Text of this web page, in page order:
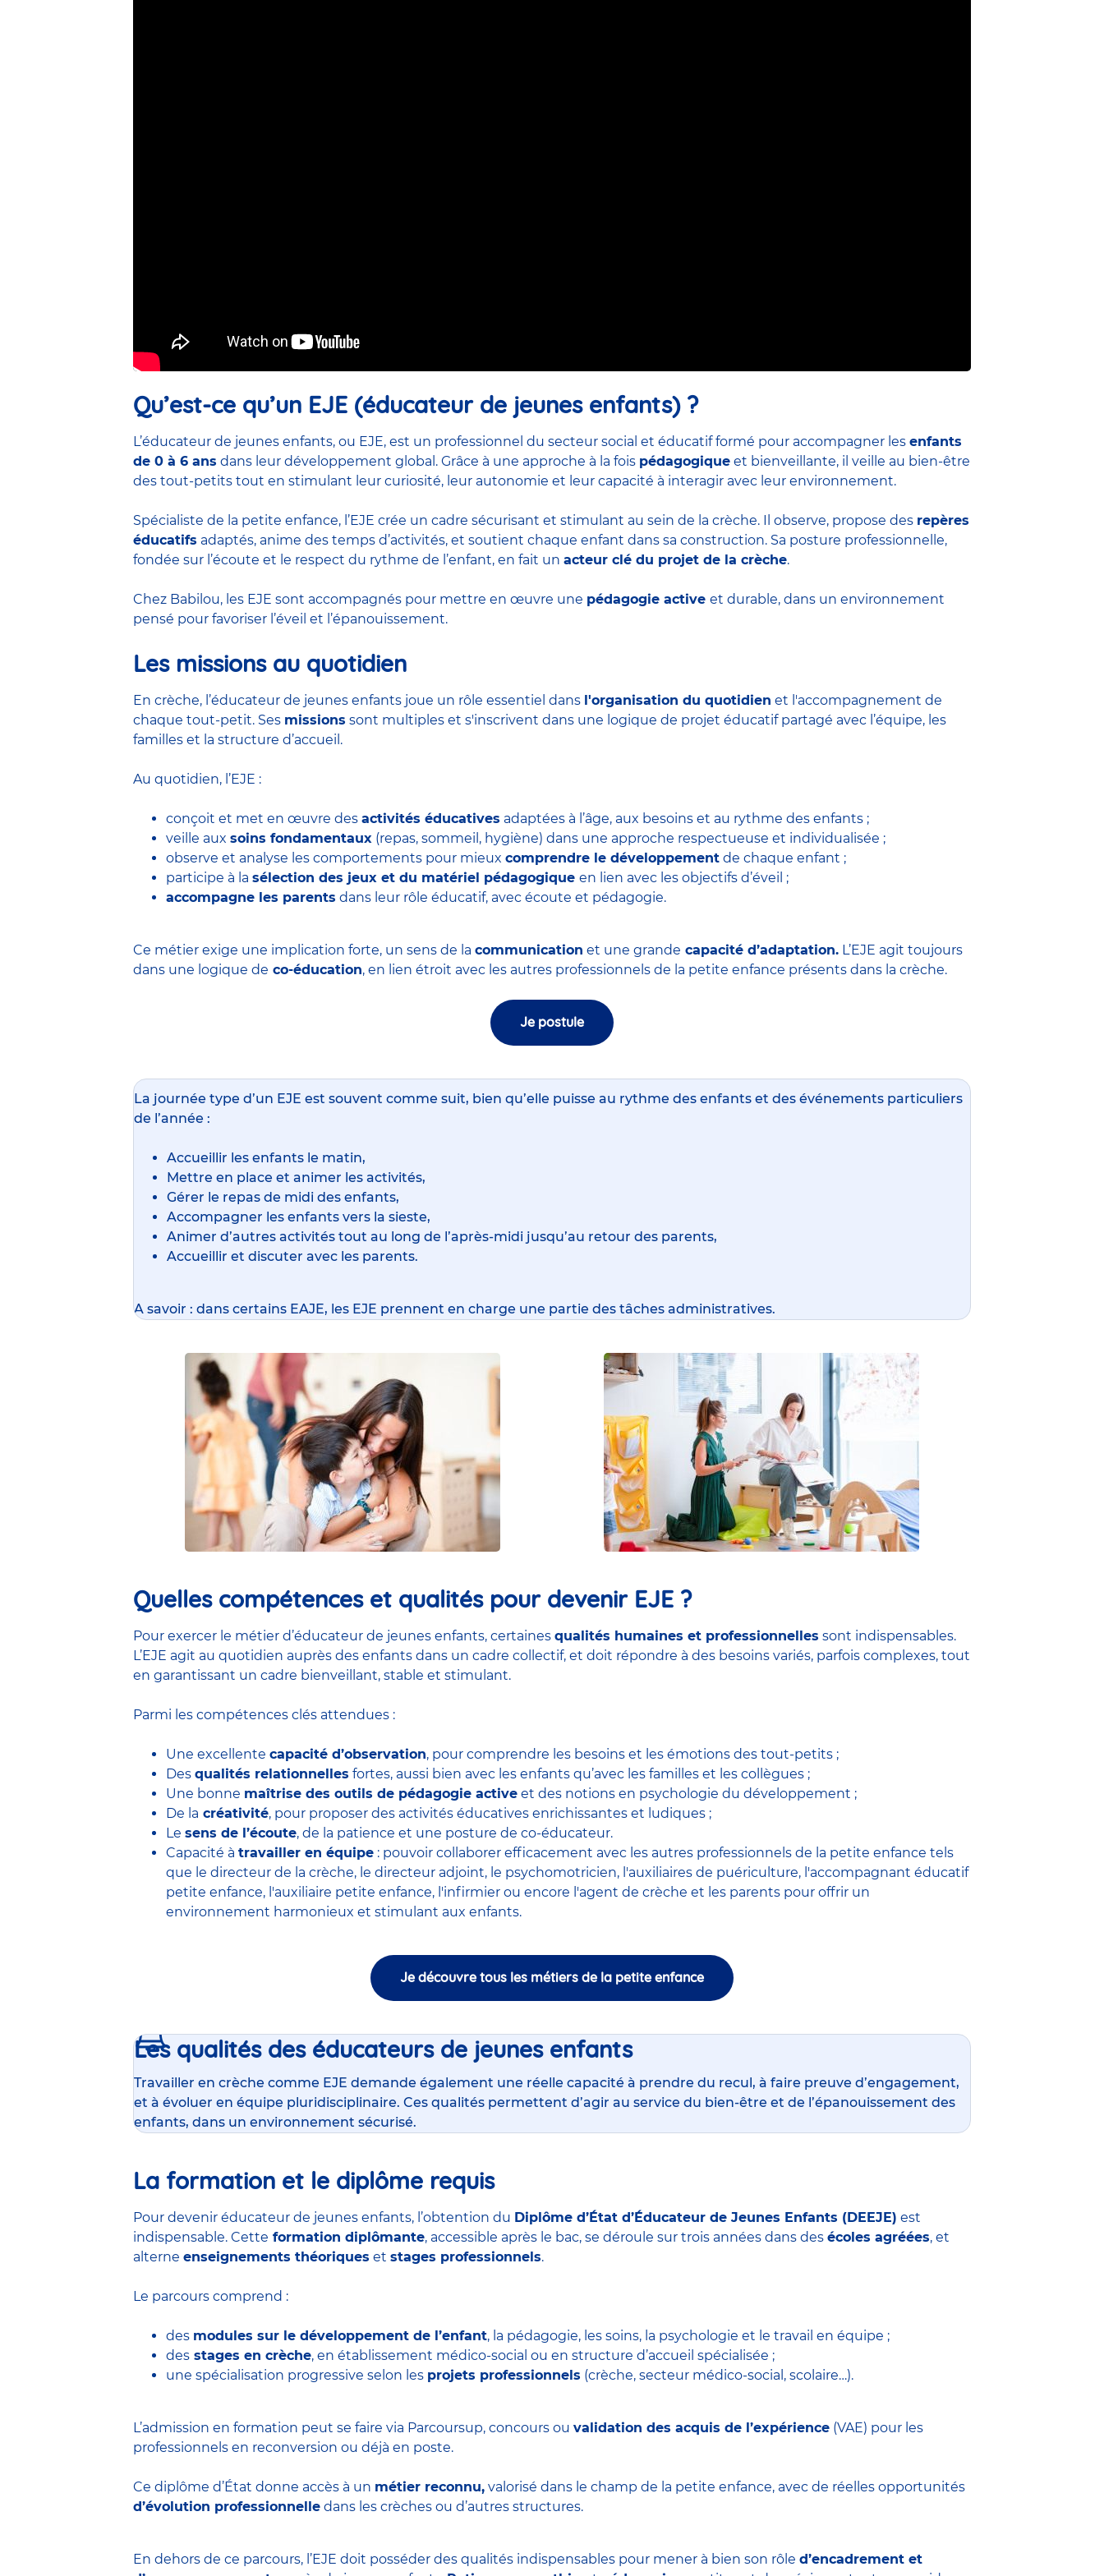
Qu’est-ce qu’un EJE (éducateur de jeunes enfants) ?
L’éducateur de jeunes enfants, ou EJE, est un professionnel du secteur social et éducatif formé pour accompagner les enfants
de 0 à 6 ans dans leur développement global. Grâce à une approche à la fois pédagogique et bienveillante, il veille au bien-être
des tout-petits tout en stimulant leur curiosité, leur autonomie et leur capacité à interagir avec leur environnement.
Spécialiste de la petite enfance, l’EJE crée un cadre sécurisant et stimulant au sein de la crèche. Il observe, propose des repères
éducatifs adaptés, anime des temps d’activités, et soutient chaque enfant dans sa construction. Sa posture professionnelle,
fondée sur l’écoute et le respect du rythme de l’enfant, en fait un acteur clé du projet de la crèche.
Chez Babilou, les EJE sont accompagnés pour mettre en œuvre une pédagogie active et durable, dans un environnement
pensé pour favoriser l’éveil et l’épanouissement.
Les missions au quotidien
En crèche, l’éducateur de jeunes enfants joue un rôle essentiel dans l'organisation du quotidien et l'accompagnement de
chaque tout-petit. Ses missions sont multiples et s'inscrivent dans une logique de projet éducatif partagé avec l’équipe, les
familles et la structure d’accueil.
Au quotidien, l’EJE :
conçoit et met en œuvre des activités éducatives adaptées à l’âge, aux besoins et au rythme des enfants ;
veille aux soins fondamentaux (repas, sommeil, hygiène) dans une approche respectueuse et individualisée ;
observe et analyse les comportements pour mieux comprendre le développement de chaque enfant ;
participe à la sélection des jeux et du matériel pédagogique en lien avec les objectifs d’éveil ;
accompagne les parents dans leur rôle éducatif, avec écoute et pédagogie.
Ce métier exige une implication forte, un sens de la communication et une grande capacité d’adaptation. L’EJE agit toujours
dans une logique de co-éducation, en lien étroit avec les autres professionnels de la petite enfance présents dans la crèche.
Je postule
La journée type d’un EJE est souvent comme suit, bien qu’elle puisse au rythme des enfants et des événements particuliers
de l’année :
Accueillir les enfants le matin,
Mettre en place et animer les activités,
Gérer le repas de midi des enfants,
Accompagner les enfants vers la sieste,
Animer d’autres activités tout au long de l’après-midi jusqu’au retour des parents,
Accueillir et discuter avec les parents.
A savoir : dans certains EAJE, les EJE prennent en charge une partie des tâches administratives.
Quelles compétences et qualités pour devenir EJE ?
Pour exercer le métier d’éducateur de jeunes enfants, certaines qualités humaines et professionnelles sont indispensables.
L’EJE agit au quotidien auprès des enfants dans un cadre collectif, et doit répondre à des besoins variés, parfois complexes, tout
en garantissant un cadre bienveillant, stable et stimulant.
Parmi les compétences clés attendues :
Une excellente capacité d’observation, pour comprendre les besoins et les émotions des tout-petits ;
Des qualités relationnelles fortes, aussi bien avec les enfants qu’avec les familles et les collègues ;
Une bonne maîtrise des outils de pédagogie active et des notions en psychologie du développement ;
De la créativité, pour proposer des activités éducatives enrichissantes et ludiques ;
Le sens de l’écoute, de la patience et une posture de co-éducateur.
Capacité à travailler en équipe : pouvoir collaborer efficacement avec les autres professionnels de la petite enfance tels
que le directeur de la crèche, le directeur adjoint, le psychomotricien, l'auxiliaires de puériculture, l'accompagnant éducatif
petite enfance, l'auxiliaire petite enfance, l'infirmier ou encore l'agent de crèche et les parents pour offrir un
environnement harmonieux et stimulant aux enfants.
Je découvre tous les métiers de la petite enfance
Les qualités des éducateurs de jeunes enfants
Travailler en crèche comme EJE demande également une réelle capacité à prendre du recul, à faire preuve d’engagement,
et à évoluer en équipe pluridisciplinaire. Ces qualités permettent d’agir au service du bien-être et de l’épanouissement des
enfants, dans un environnement sécurisé.
La formation et le diplôme requis
Pour devenir éducateur de jeunes enfants, l’obtention du Diplôme d’État d’Éducateur de Jeunes Enfants (DEEJE) est
indispensable. Cette formation diplômante, accessible après le bac, se déroule sur trois années dans des écoles agréées, et
alterne enseignements théoriques et stages professionnels.
Le parcours comprend :
des modules sur le développement de l’enfant, la pédagogie, les soins, la psychologie et le travail en équipe ;
des stages en crèche, en établissement médico-social ou en structure d’accueil spécialisée ;
une spécialisation progressive selon les projets professionnels (crèche, secteur médico-social, scolaire…).
L’admission en formation peut se faire via Parcoursup, concours ou validation des acquis de l’expérience (VAE) pour les
professionnels en reconversion ou déjà en poste.
Ce diplôme d’État donne accès à un métier reconnu, valorisé dans le champ de la petite enfance, avec de réelles opportunités
d’évolution professionnelle dans les crèches ou d’autres structures.
En dehors de ce parcours, l’EJE doit posséder des qualités indispensables pour mener à bien son rôle d’encadrement et